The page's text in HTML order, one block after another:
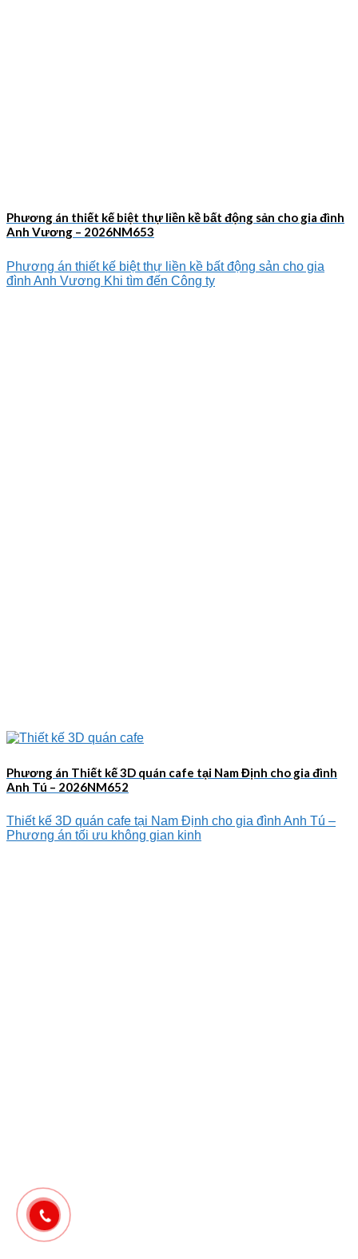
Phương án thiết kế biệt thự liền kề bất động sản cho gia đình
Anh Vương – 2026NM653
Phương án thiết kế biệt thự liền kề bất động sản cho gia
đình Anh Vương Khi tìm đến Công ty
Phương án Thiết kế 3D quán cafe tại Nam Định cho gia đình
Anh Tú – 2026NM652
Thiết kế 3D quán cafe tại Nam Định cho gia đình Anh Tú –
Phương án tối ưu không gian kinh